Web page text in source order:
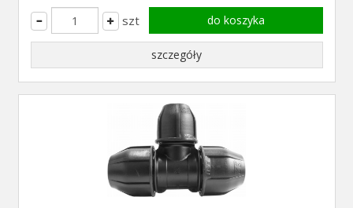
szt do koszyka
szczegóły